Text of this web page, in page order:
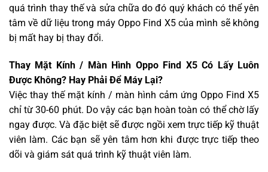
quá trình thay thế và sửa chữa do đó quý khách có thể yên
tâm về dữ liệu trong máy Oppo Find X5 của mình sẽ không
bị mất hay bị thay đổi.
Thay Mặt Kính / Màn Hình Oppo Find X5 Có Lấy Luôn
Được Không? Hay Phải Để Máy Lại?
Việc thay thế mặt kính / màn hình cảm ứng Oppo Find X5
chỉ từ 30-60 phút. Do vậy các bạn hoàn toàn có thể chờ lấy
ngay được. Và đặc biệt sẽ được ngồi xem trực tiếp kỹ thuật
viên làm. Các bạn sẽ yên tâm hơn khi được trực tiếp theo
dõi và giám sát quá trình kỹ thuật viên làm.